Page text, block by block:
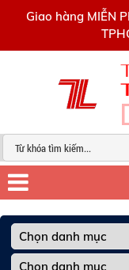
Giao hàng MIỄN
0909445903